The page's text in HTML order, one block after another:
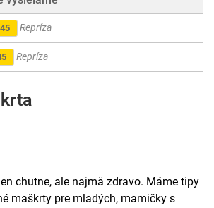
Repríza
Repríza
chutne, ale najmä zdravo. Máme tipy
maškrty pre mladých, mamičky s